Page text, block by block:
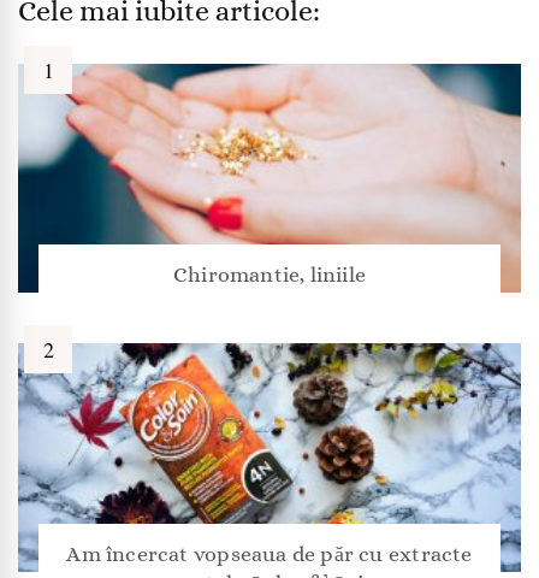
Cele mai iubite articole:
Chiromantie, liniile
Am încercat vopseaua de păr cu extracte